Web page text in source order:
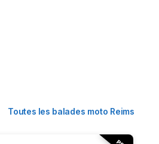
Toutes les balades moto Reims